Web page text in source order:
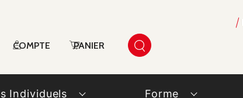
COMPTE PANIER
Individuels Forme